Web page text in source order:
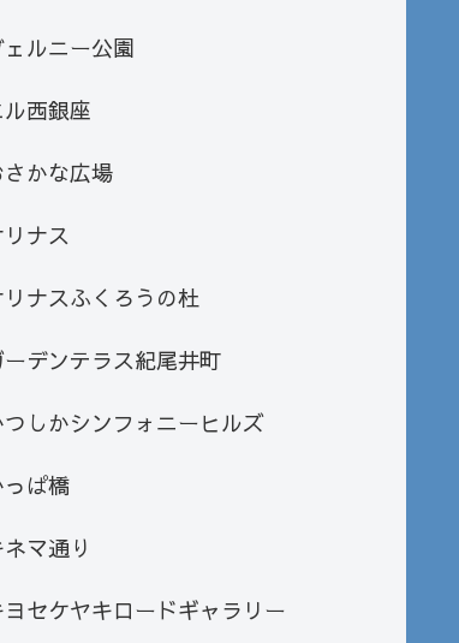
ェルニー公園
ル西銀座
さかな広場
リナス
リナスふくろうの杜
ーデンテラス紀尾井町
つしかシンフォニーヒルズ
っぱ橋
マ通り
ヨセケヤキロードギャラリー